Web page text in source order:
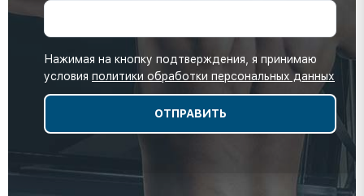
Нажимая на кнопку подтверждения, я принимаю
условия политики обработки персональных данных